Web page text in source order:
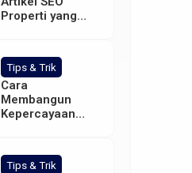
Properti yang
Calon Buyer
Tips & Trik
Cara
Membangun
Kepercayaan
ke Lokasi Proyek
Tips & Trik